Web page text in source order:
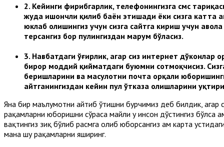
2. Кейинги фирибгарлик, телефонингизга смс
жуда ишончли қилиб баён этишади ёки сизга катта
юклаб олишингиз учун сизга сайтга кириш учун
терсангиз бор пулингиздан маҳрум бўласиз.
3. Навбатдаги ўғирлик, агар сиз интернет дўконлар
бирор моддий қийматдаги буюмни сотмоқчисиз.
беришларини ва маҳсулотни почта орқали
айтганингиздан кейин пул ўтказа олишларини
Яна бир маълумотни айтиб ўтишни бурчимиз деб билдик, агар
рақамларни юборишни сўраса майли у инсон дўстингиз бўлса
вақтингиз зиқ бўлиб расмга олиб юборсангиз ҳам карта
мана шу рақамларни яширинг.